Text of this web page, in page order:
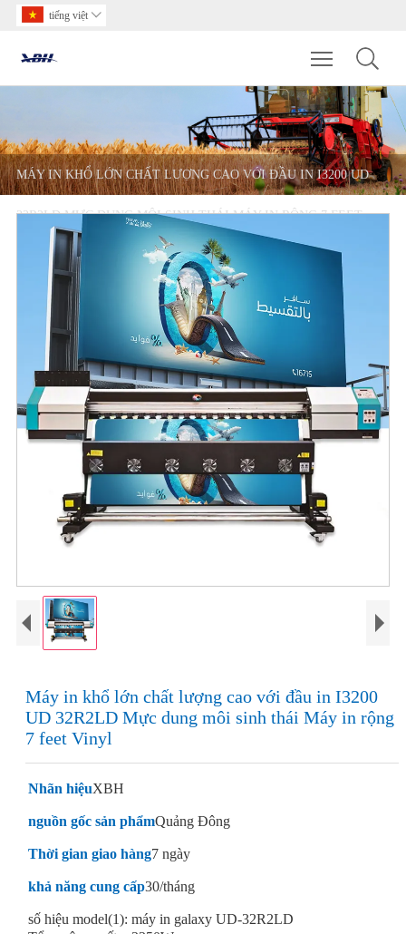
tiếng việt 
Toggle
MÁY IN KHỔ LỚN CHẤT LƯỢNG CAO VỚI ĐẦU IN I3200 UD
32R2LD MỰC DUNG MÔI SINH THÁI MÁY IN RỘNG 7 FEET
VINYL
Máy in khổ lớn chất lượng cao với đầu in I3200
UD 32R2LD Mực dung môi sinh thái Máy in rộng
7 feet Vinyl
Nhãn hiệuXBH
nguồn gốc sản phẩmQuảng Đông
Thời gian giao hàng7 ngày
khả năng cung cấp30/tháng
số hiệu model(1): máy in galaxy UD-32R2LD